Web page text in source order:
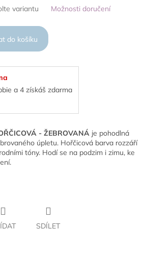
variantu Možnosti doručení
do košíku
a 4 získáš zdarma
- ŽEBROVANÁ je pohodlná
úpletu. Hořčicová barva rozzáří
tóny. Hodí se na podzim i zimu, ke
SDÍLET